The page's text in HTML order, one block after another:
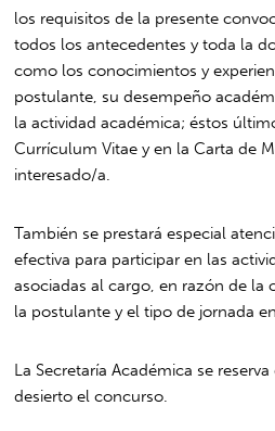
los requisitos de la presente
todos los antecedentes y toda la
como los conocimientos y
postulante, su desempeño
la actividad académica; éstos
Currículum Vitae y en la Carta de
interesado/a.
También se prestará especial
efectiva para participar en las
asociadas al cargo, en razón de
la postulante y el tipo de jornada
La Secretaría Académica se
desierto el concurso.